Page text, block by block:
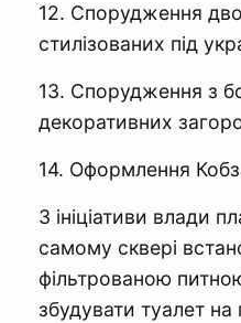
12. Спорудження
стилізованих під
13. Спорудження з
декоративних
14. Оформлення
З ініціативи влади
самому сквері
фільтрованою
збудувати туалет